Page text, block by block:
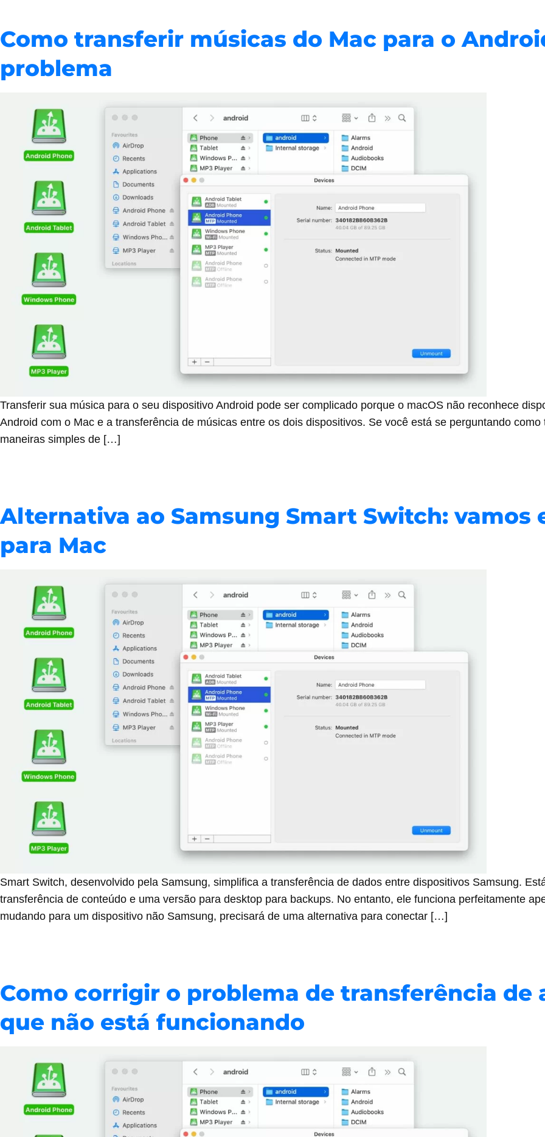
Como transferir músicas do Mac para o
problema
Transferir sua música para o seu dispositivo Android pode ser complicado porque o macOS não reconhece
Android com o Mac e a transferência de músicas entre os dois dispositivos. Se você está se perguntando
maneiras simples de […]
Alternativa ao Samsung Smart Switch: vamos
para Mac
Smart Switch, desenvolvido pela Samsung, simplifica a transferência de dados entre dispositivos Samsung.
transferência de conteúdo e uma versão para desktop para backups. No entanto, ele funciona perfeitamente
mudando para um dispositivo não Samsung, precisará de uma alternativa para conectar […]
Como corrigir o problema de transferência de
que não está funcionando